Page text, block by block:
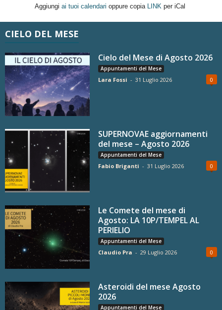
Aggiungi ai tuoi calendari oppure copia LINK per iCal
CIELO DEL MESE
Cielo del Mese di Agosto 2026
Appuntamenti del Mese
Lara Fossi - 31 Luglio 2026 0
SUPERNOVAE aggiornamenti
del mese – Agosto 2026
Appuntamenti del Mese
Fabio Briganti - 31 Luglio 2026 0
Le Comete del mese di
Agosto: LA 10P/TEMPEL AL
PERIELIO
Appuntamenti del Mese
Claudio Pra - 29 Luglio 2026 0
Asteroidi del mese Agosto
2026
Appuntamenti del Mese